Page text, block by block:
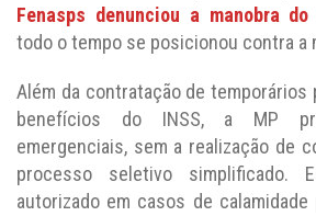
Fenasps denunciou a manobra do
todo o tempo se posicionou contra a
Além da contratação de temporários
benefícios do INSS, a MP
emergenciais, sem a realização de
processo seletivo simplificado.
autorizado em casos de calamidade